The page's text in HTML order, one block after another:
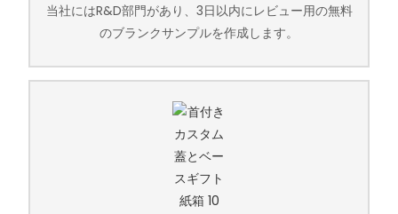
当社にはR&D部門があり、3日以内にレビュー用の無料
のブランクサンプルを作成します。